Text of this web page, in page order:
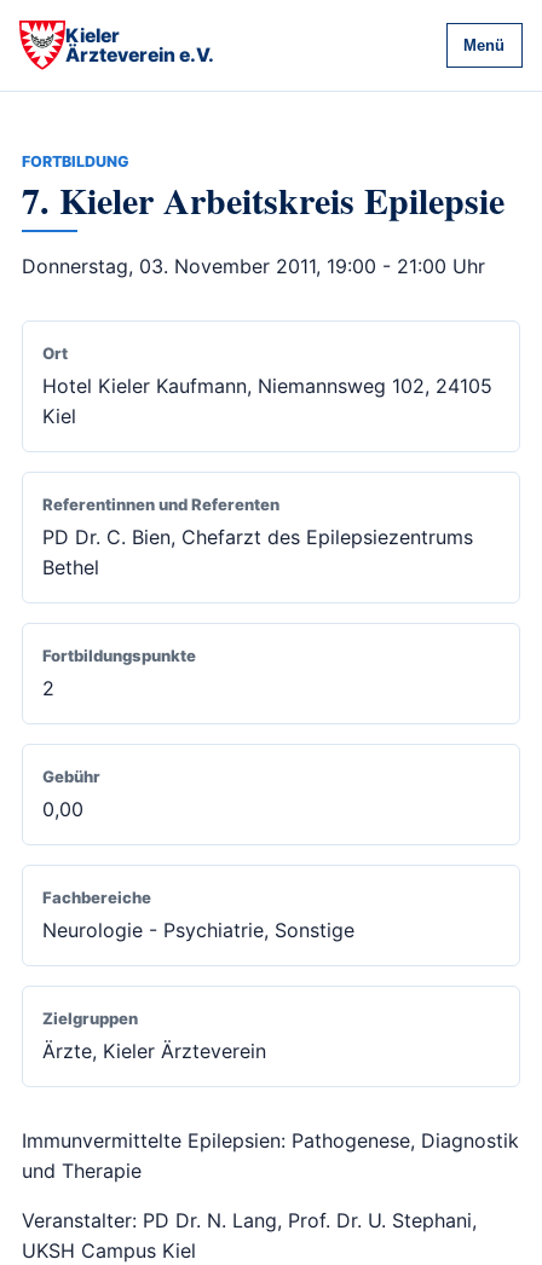
Kieler
Ärzteverein e.V.
Menü
FORTBILDUNG
7. Kieler Arbeitskreis Epilepsie
Donnerstag, 03. November 2011, 19:00 - 21:00 Uhr
Ort
Hotel Kieler Kaufmann, Niemannsweg 102, 24105
Kiel
Referentinnen und Referenten
PD Dr. C. Bien, Chefarzt des Epilepsiezentrums
Bethel
Fortbildungspunkte
2
Gebühr
0,00
Fachbereiche
Neurologie - Psychiatrie, Sonstige
Zielgruppen
Ärzte, Kieler Ärzteverein
Immunvermittelte Epilepsien: Pathogenese, Diagnostik
und Therapie
Veranstalter: PD Dr. N. Lang, Prof. Dr. U. Stephani,
UKSH Campus Kiel